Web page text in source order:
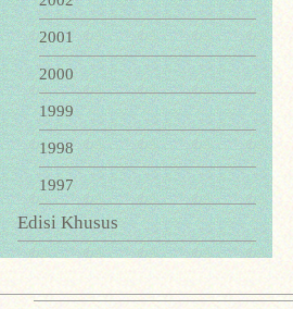
2001
2000
1999
1998
1997
Edisi Khusus